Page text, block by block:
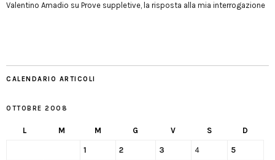
Valentino Amadio su Prove suppletive, la risposta alla mia interrogazione
CALENDARIO ARTICOLI
OTTOBRE 2008
L M M G V S D
1 2 3 4 5